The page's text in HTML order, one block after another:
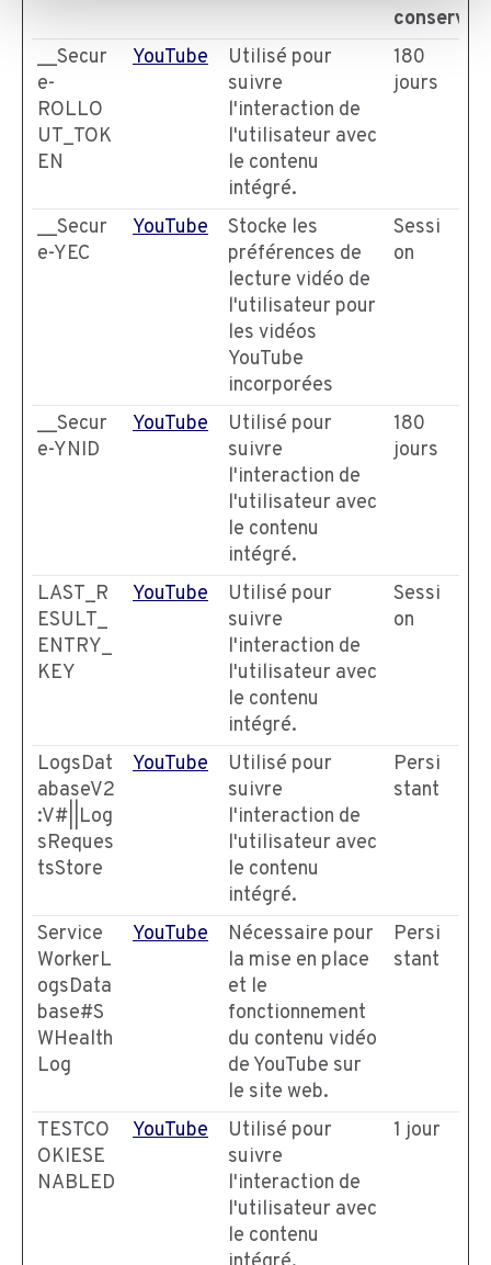
__Secur
e-
ROLLO
UT_TOK
EN
YouTube
Utilisé pour
suivre
l'interaction de
l'utilisateur avec
le contenu
intégré.
180
jours
__Secur
e-YEC
YouTube
Stocke les
préférences de
lecture vidéo de
l'utilisateur pour
les vidéos
YouTube
incorporées
Sessi
on
__Secur
e-YNID
YouTube
Utilisé pour
suivre
l'interaction de
l'utilisateur avec
le contenu
intégré.
180
jours
LAST_R
ESULT_
ENTRY_
KEY
YouTube
Utilisé pour
suivre
l'interaction de
l'utilisateur avec
le contenu
intégré.
Sessi
on
LogsDat
abaseV2
:V#||Log
sReques
tsStore
YouTube
Utilisé pour
suivre
l'interaction de
l'utilisateur avec
le contenu
intégré.
Persi
stant
Service
WorkerL
ogsData
base#S
WHealth
Log
YouTube
Nécessaire pour
la mise en place
et le
fonctionnement
du contenu vidéo
de YouTube sur
le site web.
Persi
stant
TESTCO
OKIESE
NABLED
YouTube
Utilisé pour
suivre
l'interaction de
l'utilisateur avec
le contenu
1 jour